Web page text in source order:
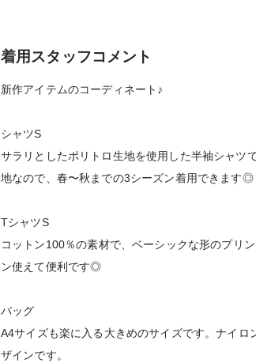
着用スタッフコメント
新作アイテムのコーディネート♪
シャツS
サラリとしたポリトロ生地を使用した半袖シャツ
地なので、春〜秋までの3シーズン着用できます◎
TシャツS
コットン100％の素材で、ベーシックな形のプリ
ン使えて便利です◎
バッグ
A4サイズも楽に入る大きめのサイズです。ナイロ
ザインです。